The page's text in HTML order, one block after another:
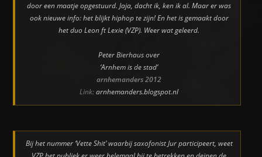
door een maatje opgestuurd. Jaja, dacht ik, ken ik al. Maar er was
ook nieuwe info: het blijkt hiphop te zijn! En het is gemaakt door
het duo Leon ft Lexie (VZP). Weer wat geleerd.
Peter Bierhaus over
‘Arnhem is de stad’
arnhemanders 2012
Link:arnhemanders.blogspot.nl
Bij het nummer ‘Vette Shit’ waarbij saxofonist Jur participeert, weet